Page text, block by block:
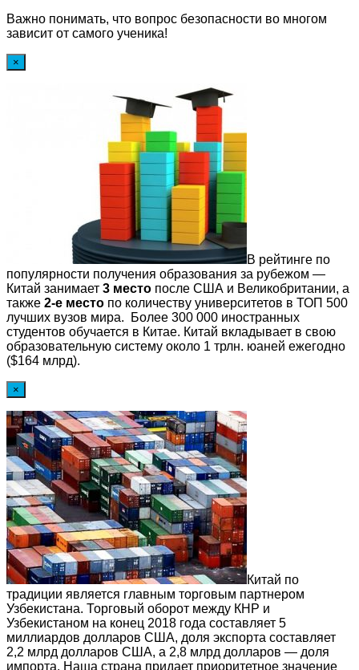
Важно понимать, что вопрос безопасности во многом
зависит от самого ученика!
×
В рейтинге по
популярности получения образования за рубежом —
Китай занимает 3 место после США и Великобритании, а
также 2-е место по количеству университетов в ТОП 500
лучших вузов мира. Более 300 000 иностранных
студентов обучается в Китае. Китай вкладывает в свою
образовательную систему около 1 трлн. юаней ежегодно
($164 млрд).
×
Китай по
традиции является главным торговым партнером
Узбекистана. Торговый оборот между КНР и
Узбекистаном на конец 2018 года составляет 5
миллиардов долларов США, доля экспорта составляет
2,2 млрд долларов США, а 2,8 млрд долларов — доля
импорта. Наша страна придает приоритетное значение